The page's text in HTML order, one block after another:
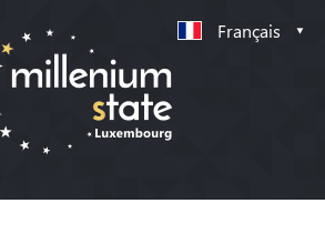
Français